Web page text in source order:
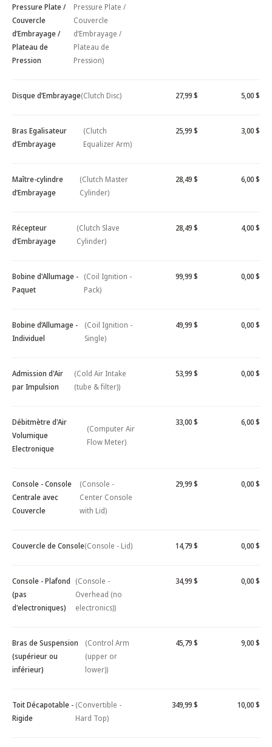
Pressure Plate /
Couvercle
d’Embrayage /
Plateau de
Pression
Pressure Plate /
Couvercle
d’Embrayage /
Plateau de
Pression)
Disque d’Embrayage(Clutch Disc) 27,99 $ 5,00 $
Bras Egalisateur
d’Embrayage
(Clutch
Equalizer Arm)
25,99 $ 3,00 $
Maître-cylindre
d’Embrayage
(Clutch Master
Cylinder)
28,49 $ 6,00 $
Récepteur
d’Embrayage
(Clutch Slave
Cylinder)
28,49 $ 4,00 $
Bobine d'Allumage -
Paquet
(Coil Ignition -
Pack)
99,99 $ 0,00 $
Bobine d’Allumage -
Individuel
(Coil Ignition -
Single)
49,99 $ 0,00 $
Admission d'Air
par Impulsion
(Cold Air Intake
(tube & filter))
53,99 $ 0,00 $
Débitmètre d'Air
Volumique
Electronique
(Computer Air
Flow Meter)
33,00 $ 6,00 $
Console - Console
Centrale avec
Couvercle
(Console -
Center Console
with Lid)
29,99 $ 0,00 $
Couvercle de Console(Console - Lid) 14,79 $ 0,00 $
Console - Plafond
(pas
d'electroniques)
(Console -
Overhead (no
electronics))
34,99 $ 0,00 $
Bras de Suspension
(supérieur ou
inférieur)
(Control Arm
(upper or
lower))
45,79 $ 9,00 $
Toit Décapotable -
Rigide
(Convertible -
Hard Top)
349,99 $ 10,00 $